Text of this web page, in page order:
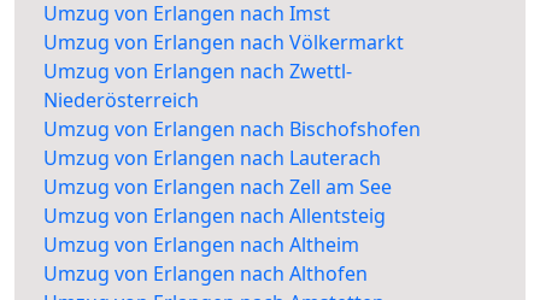
Umzug von Erlangen nach Imst
Umzug von Erlangen nach Völkermarkt
Umzug von Erlangen nach Zwettl-
Niederösterreich
Umzug von Erlangen nach Bischofshofen
Umzug von Erlangen nach Lauterach
Umzug von Erlangen nach Zell am See
Umzug von Erlangen nach Allentsteig
Umzug von Erlangen nach Altheim
Umzug von Erlangen nach Althofen